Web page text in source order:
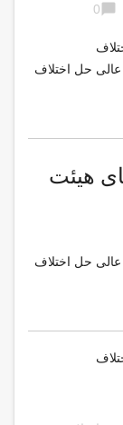
chat_bubble
0
حل اختلاف
هیئت
حل اختلاف